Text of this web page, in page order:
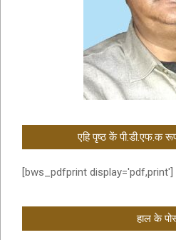
एहि पृष्ठ कें पी.डी.एफ.क
[bws_pdfprint display='pdf,print']
हाल के